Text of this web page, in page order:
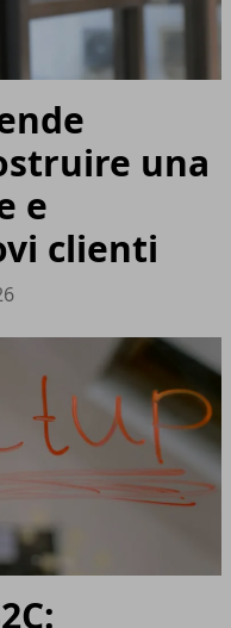
una
e
clienti